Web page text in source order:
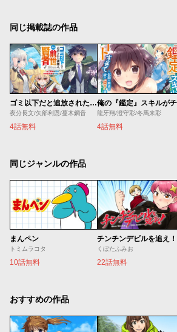
同じ掲載誌の作品
ゴミ以下だと追放された使用人、実は前世賢者です ～史上最強の賢者、世界最高峰の学園に通う～
夜分長文/矢部利恩/蔓木鋼音
4話無料
龍牙翔/澄守彩/冬馬来彩
4話無料
同じジャンルの作品
まんペン
トミムラコタ
10話無料
チンチンデビルを追え！
くぼたふみお
22話無料
おすすめの作品